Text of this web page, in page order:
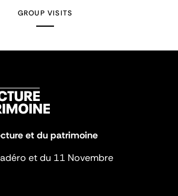
GROUP VISITS
et du patrimoine
et du 11 Novembre